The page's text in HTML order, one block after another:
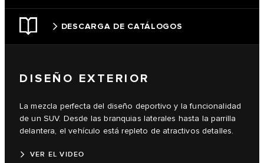
DESCARGA DE CATÁLOGOS
DISEÑO EXTERIOR
La mezcla perfecta del diseño deportivo y la funcionalidad
de un SUV. Desde las branquias laterales hasta la parrilla
delantera, el vehículo está repleto de atractivos detalles.
VER EL VIDEO